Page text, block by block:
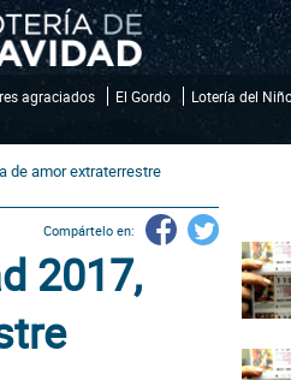
agraciados El Gordo Lotería del
de amor extraterrestre
Compártelo en:
2017,